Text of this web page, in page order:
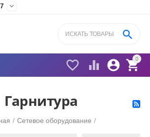

0


 

Гарнитура
/ Сетевое оборудование /